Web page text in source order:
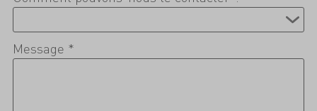
Message *